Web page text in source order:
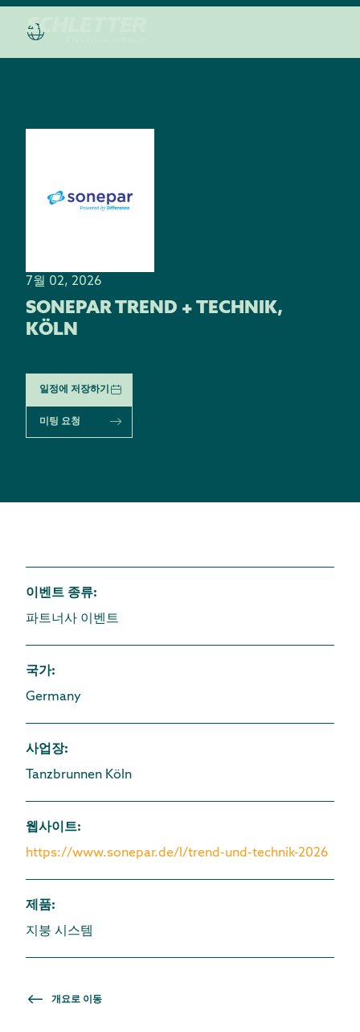
7월 02, 2026
SONEPAR TREND + TECHNIK,
KÖLN
일정에 저장하기
미팅 요청
이벤트 종류:
파트너사 이벤트
국가:
Germany
사업장:
Tanzbrunnen Köln
웹사이트:
https://www.sonepar.de/l/trend-und-technik-2026
제품:
지붕 시스템
개요로 이동